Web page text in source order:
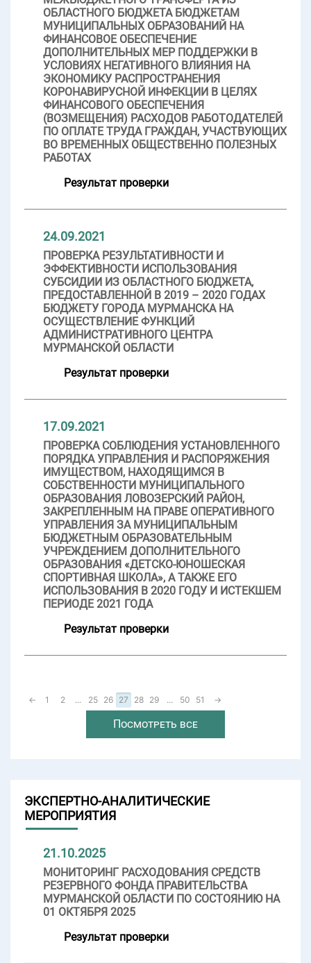
ОБЛАСТНОГО БЮДЖЕТА БЮДЖЕТАМ
МУНИЦИПАЛЬНЫХ ОБРАЗОВАНИЙ НА
ФИНАНСОВОЕ ОБЕСПЕЧЕНИЕ
ДОПОЛНИТЕЛЬНЫХ МЕР ПОДДЕРЖКИ В
УСЛОВИЯХ НЕГАТИВНОГО ВЛИЯНИЯ НА
ЭКОНОМИКУ РАСПРОСТРАНЕНИЯ
КОРОНАВИРУСНОЙ ИНФЕКЦИИ В ЦЕЛЯХ
ФИНАНСОВОГО ОБЕСПЕЧЕНИЯ
(ВОЗМЕЩЕНИЯ) РАСХОДОВ РАБОТОДАТЕЛЕЙ
ПО ОПЛАТЕ ТРУДА ГРАЖДАН, УЧАСТВУЮЩИХ
ВО ВРЕМЕННЫХ ОБЩЕСТВЕННО ПОЛЕЗНЫХ
РАБОТАХ
Результат проверки
24.09.2021
ПРОВЕРКА РЕЗУЛЬТАТИВНОСТИ И
ЭФФЕКТИВНОСТИ ИСПОЛЬЗОВАНИЯ
СУБСИДИИ ИЗ ОБЛАСТНОГО БЮДЖЕТА,
ПРЕДОСТАВЛЕННОЙ В 2019 – 2020 ГОДАХ
БЮДЖЕТУ ГОРОДА МУРМАНСКА НА
ОСУЩЕСТВЛЕНИЕ ФУНКЦИЙ
АДМИНИСТРАТИВНОГО ЦЕНТРА
МУРМАНСКОЙ ОБЛАСТИ
Результат проверки
17.09.2021
ПРОВЕРКА СОБЛЮДЕНИЯ УСТАНОВЛЕННОГО
ПОРЯДКА УПРАВЛЕНИЯ И РАСПОРЯЖЕНИЯ
ИМУЩЕСТВОМ, НАХОДЯЩИМСЯ В
СОБСТВЕННОСТИ МУНИЦИПАЛЬНОГО
ОБРАЗОВАНИЯ ЛОВОЗЕРСКИЙ РАЙОН,
ЗАКРЕПЛЕННЫМ НА ПРАВЕ ОПЕРАТИВНОГО
УПРАВЛЕНИЯ ЗА МУНИЦИПАЛЬНЫМ
БЮДЖЕТНЫМ ОБРАЗОВАТЕЛЬНЫМ
УЧРЕЖДЕНИЕМ ДОПОЛНИТЕЛЬНОГО
ОБРАЗОВАНИЯ «ДЕТСКО-ЮНОШЕСКАЯ
СПОРТИВНАЯ ШКОЛА», А ТАКЖЕ ЕГО
ИСПОЛЬЗОВАНИЯ В 2020 ГОДУ И ИСТЕКШЕМ
ПЕРИОДЕ 2021 ГОДА
Результат проверки
← 1 2 ... 25 26 27 28 29 ... 50 51 →
Посмотреть все
ЭКСПЕРТНО-АНАЛИТИЧЕСКИЕ
МЕРОПРИЯТИЯ
21.10.2025
МОНИТОРИНГ РАСХОДОВАНИЯ СРЕДСТВ
РЕЗЕРВНОГО ФОНДА ПРАВИТЕЛЬСТВА
МУРМАНСКОЙ ОБЛАСТИ ПО СОСТОЯНИЮ НА
01 ОКТЯБРЯ 2025
Результат проверки